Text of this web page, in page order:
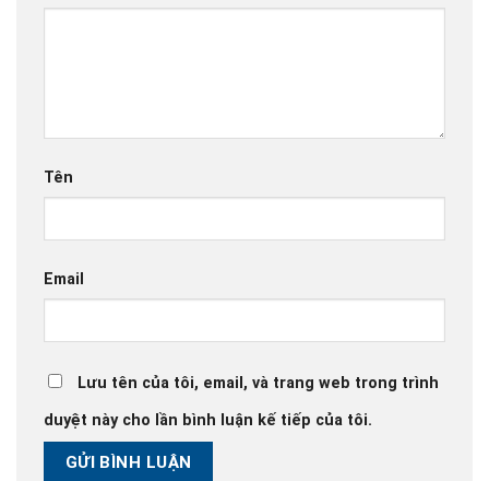
Tên
Email
Lưu tên của tôi, email, và trang web trong trình
duyệt này cho lần bình luận kế tiếp của tôi.